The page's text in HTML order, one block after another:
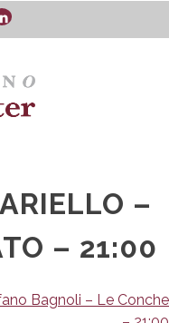
–
– 21:00
Bagnoli – Le Conche